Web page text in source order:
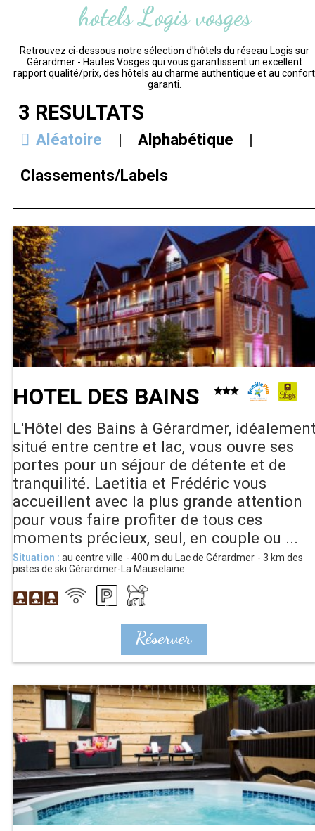
hotels Logis vosges
Retrouvez ci-dessous notre sélection d'hôtels du réseau Logis sur
Gérardmer - Hautes Vosges qui vous garantissent un excellent
rapport qualité/prix, des hôtels au charme authentique et au confort
garanti.
3 RÉSULTATS
Aléatoire
Alphabétique
Classements/Labels
HOTEL DES BAINS
L'Hôtel des Bains à Gérardmer,
situé entre centre et lac, vous ouvre ses
portes pour un séjour de détente et de
tranquilité. Laetitia et Frédéric vous
accueillent avec la plus grande attention
pour vous faire profiter de tous ces
moments précieux, seul, en couple ou ...
Situation : au centre ville 400 m du Lac de Gérardmer 3 km des
pistes de ski Gérardmer-La Mauselaine
Réserver